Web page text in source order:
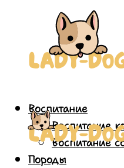
Воспитание
Воспитание
Воспитание
Породы